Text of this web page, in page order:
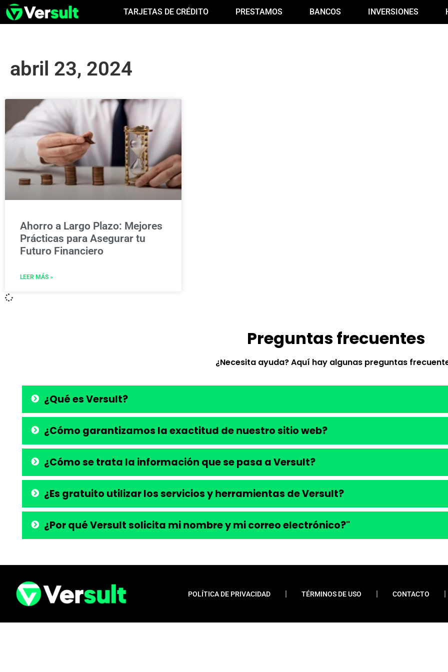
TARJETAS DE CRÉDITO PRESTAMOS BANCOS INVERSIONES
abril 23, 2024
Ahorro a Largo Plazo: Mejores
Prácticas para Asegurar tu
Futuro Financiero
LEER MÁS »
Preguntas frecuentes
¿Necesita ayuda? Aquí hay algunas preguntas
¿Qué es Versult?
¿Cómo garantizamos la exactitud de nuestro sitio web?
¿Cómo se trata la información que se pasa a Versult?
¿Es gratuito utilizar los servicios y herramientas de Versult?
¿Por qué Versult solicita mi nombre y mi correo electrónico?"
POLÍTICA DE PRIVACIDAD TÉRMINOS DE USO CONTACTO